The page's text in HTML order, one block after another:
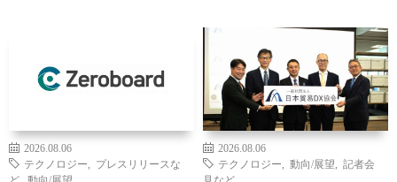
2026.08.06
テクノロジー
プレスリリースな
ど
動向/展望
2026.08.06
テクノロジー
動向/展望
記者会
見など